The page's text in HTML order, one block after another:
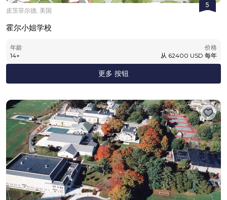
5
皮茨菲尔德, 美国
霍尔小姐学校
年龄
14+
价格
从 62400 USD 每年
更多 按钮